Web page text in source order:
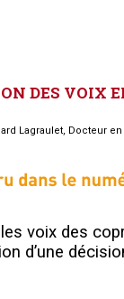
DES VOIX
Lagraulet, Docteur
voix des
d’une